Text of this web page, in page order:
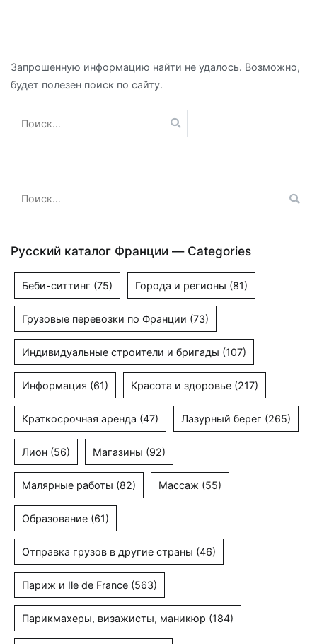
Запрошенную информацию найти не удалось. Возможно,
будет полезен поиск по сайту.
Найти:
Найти:
Русский каталог Франции — Categories
Беби-ситтинг (75) Города и регионы (81)
Грузовые перевозки по Франции (73)
Индивидуальные строители и бригады (107)
Информация (61) Красота и здоровье (217)
Краткосрочная аренда (47) Лазурный берег (265)
Лион (56) Магазины (92)
Малярные работы (82) Массаж (55)
Образование (61)
Отправка грузов в другие страны (46)
Париж и Ile de France (563)
Парикмахеры, визажисты, маникюр (184)